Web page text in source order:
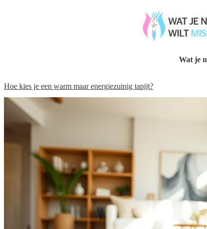
Wat je
Hoe kies je een warm maar energiezuinig tapijt?